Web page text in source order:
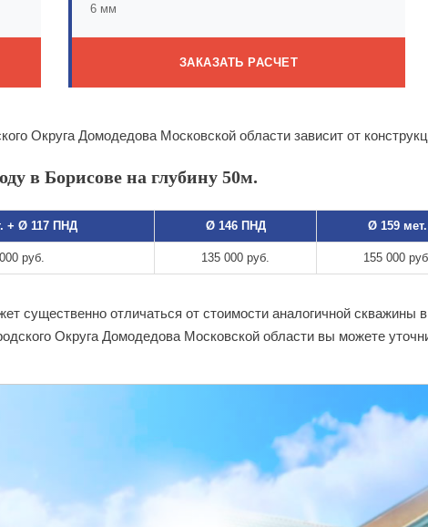
6 мм
ЗАКАЗАТЬ РАСЧЕТ
Округа Домодедова Московской области зависит от
в Борисове на глубину 50м.
+ Ø 117 ПНД Ø 146 ПНД Ø 159 мет.
руб. 135 000 руб. 155 000 руб.
существенно отличаться от стоимости аналогичной скважины
Округа Домодедова Московской области вы можете